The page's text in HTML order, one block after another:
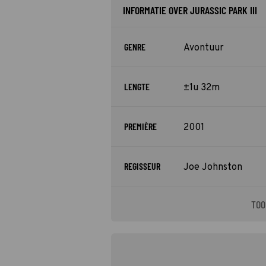
INFORMATIE OVER JURASSIC PARK III
GENRE Avontuur
LENGTE ±1u 32m
PREMIÈRE 2001
REGISSEUR Joe Johnston